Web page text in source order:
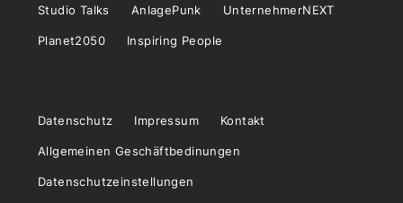
Studio Talks AnlagePunk UnternehmerNEXT
Planet2050 Inspiring People
Datenschutz Impressum Kontakt
Allgemeinen Geschäftbedinungen
Datenschutzeinstellungen